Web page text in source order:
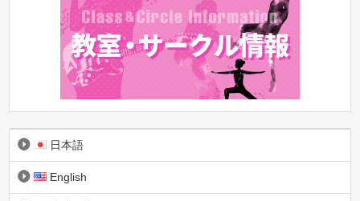
日本語
English